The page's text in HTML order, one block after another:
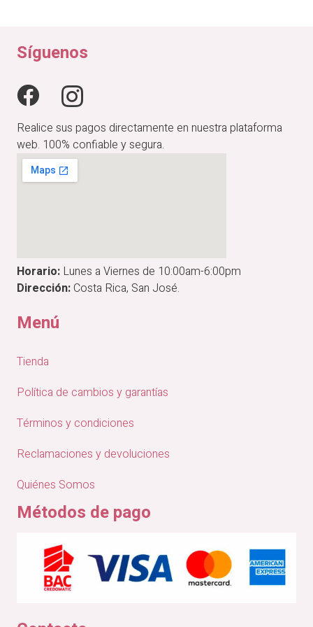
₡24,900.00.
Síguenos
Realice sus pagos directamente en nuestra plataforma
web. 100% confiable y segura.
Horario: Lunes a Viernes de 10:00am-6:00pm
Dirección:Costa Rica, San José.
Menú
Tienda
Política de cambios y garantías
Términos y condiciones
Reclamaciones y devoluciones
Quiénes Somos
Métodos de pago